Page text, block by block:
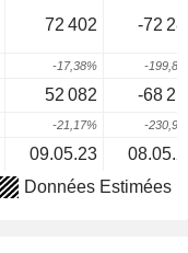
72 402 -72
-17,38% -
52 082 -68
-21,17% -
09.05.23
Données Estimées